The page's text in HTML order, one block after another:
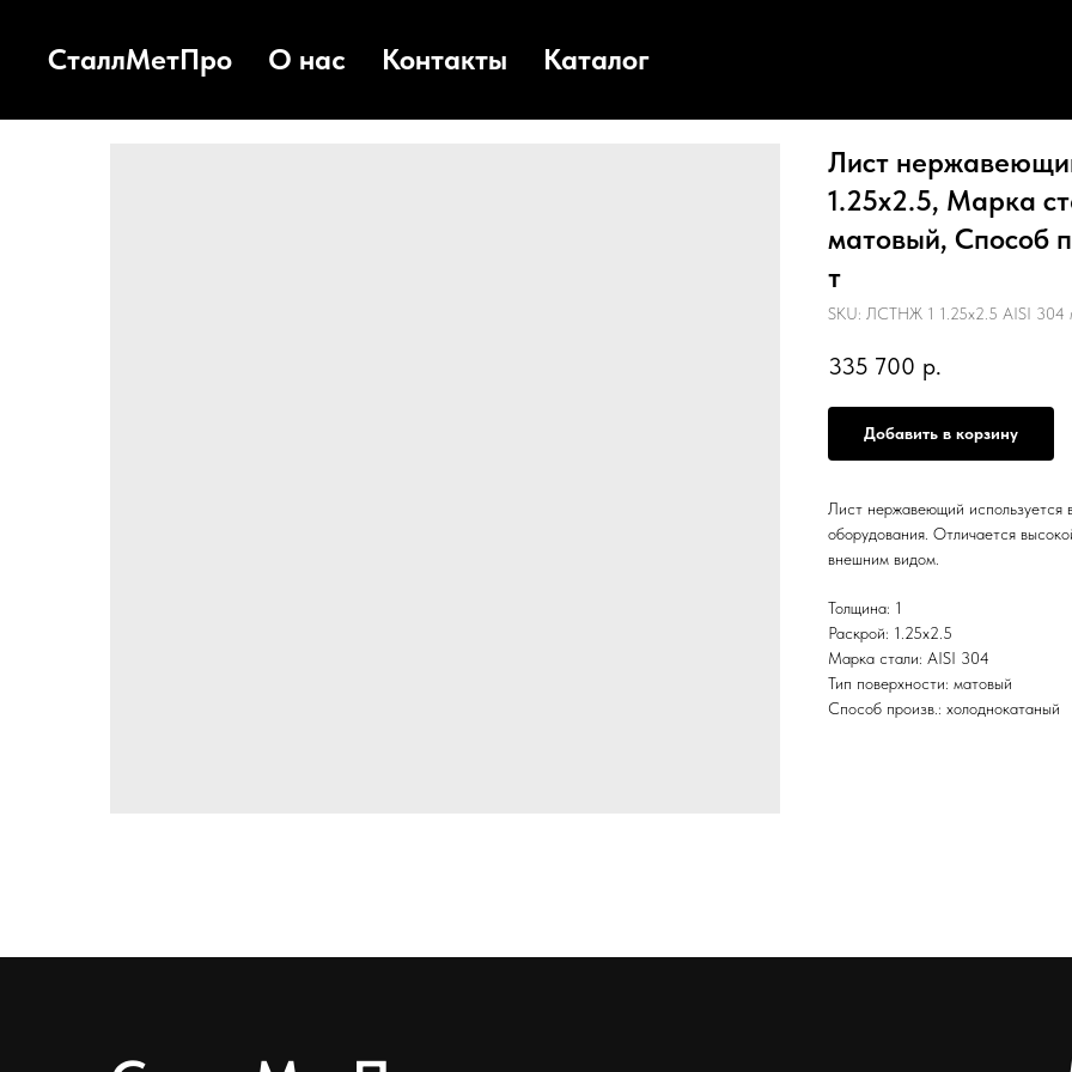
СталлМетПро О нас Контакты Каталог
Лист
1.25х2.5, Марка
матовый, Способ
т
SKU: ЛСТНЖ 1 1.25х2.5 AISI 304
335 700 р.
Добавить в корзину
Лист нержавеющий используется
оборудования. Отличается
внешним видом.
Толщина: 1
Раскрой: 1.25х2.5
Марка стали: AISI 304
Тип поверхности: матовый
Способ произв.: холоднокатаный